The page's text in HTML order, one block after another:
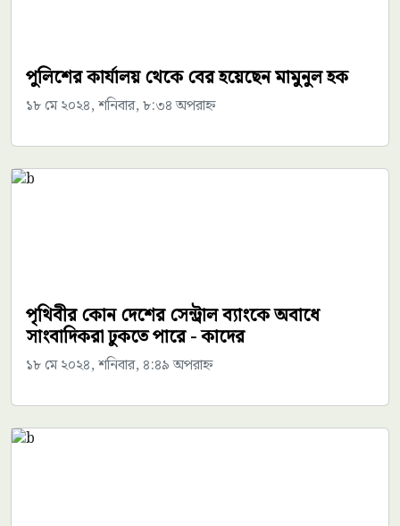
পুলিশের কার্যালয় থেকে বের হয়েছেন মামুনুল হক
১৮ মে ২০২৪, শনিবার, ৮:৩৪ অপরাহ্ন
পৃথিবীর কোন দেশের সেন্ট্রাল ব্যাংকে অবাধে
সাংবাদিকরা ঢুকতে পারে - কাদের
১৮ মে ২০২৪, শনিবার, ৪:৪৯ অপরাহ্ন